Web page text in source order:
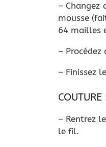
–
mousse
64 mailles
– Procédez
– Finissez
COUTURE
– Rentrez
le fil.